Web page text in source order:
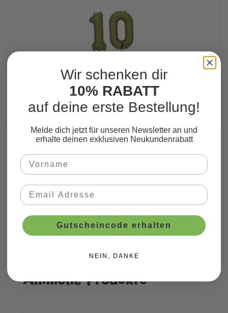
Hier finden Sie viele weitere Produkte
zum Motto.
WEITERE PRODUKTE
Beschreibung
Ähnliche Produkte
Wir schenken dir
10% RABATT
auf deine erste Bestellung!
Melde dich jetzt für unseren Newsletter an und
erhalte deinen exklusiven Neukundenrabatt
Gutscheincode erhalten
NEIN, DANKE